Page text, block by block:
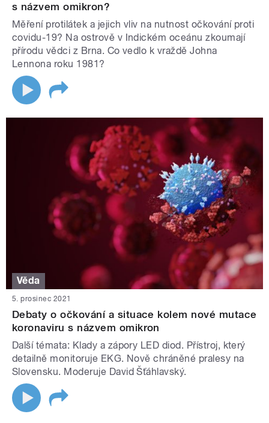
s názvem omikron?
Měření protilátek a jejich vliv na nutnost očkování proti
covidu-19? Na ostrově v Indickém oceánu zkoumají
přírodu vědci z Brna. Co vedlo k vraždě Johna
Lennona roku 1981?
Věda
5. prosinec 2021
Debaty o očkování a situace kolem nové mutace
koronaviru s názvem omikron
Další témata: Klady a zápory LED diod. Přístroj, který
detailně monitoruje EKG. Nově chráněné pralesy na
Slovensku. Moderuje David Šťáhlavský.